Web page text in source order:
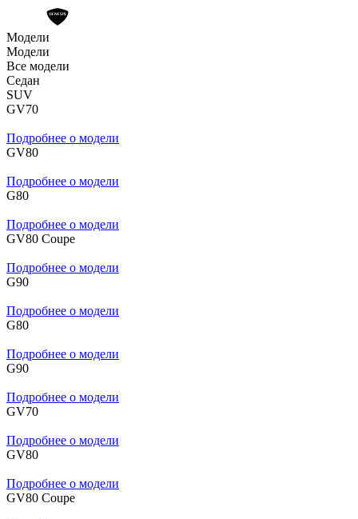
Модели
Модели
Все модели
Седан
SUV
GV70
Подробнее о модели
GV80
Подробнее о модели
G80
Подробнее о модели
GV80 Coupe
Подробнее о модели
G90
Подробнее о модели
G80
Подробнее о модели
G90
Подробнее о модели
GV70
Подробнее о модели
GV80
Подробнее о модели
GV80 Coupe